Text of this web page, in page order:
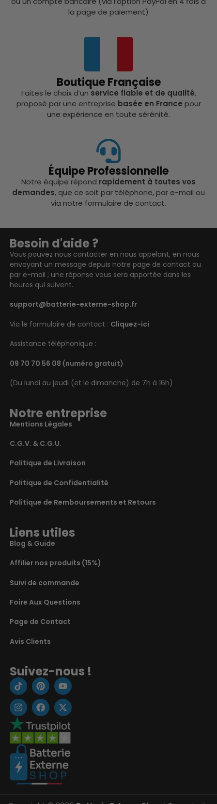
la page de paiement)
Boutique Française
Faites le choix d’un service fiable et de qualité,
proposé par une entreprise basée en France pour
une expérience en toute sérénité.
Équipe Professionnelle
Notre équipe répond rapidement à toutes vos
demandes, que ce soit par téléphone, par e-mail ou
via notre formulaire de contact.
Besoin d'aide ?
Vous pouvez nous contacter en nous appelant, en nous
envoyant un message depuis notre page de contact ou
par e-mail ; une réponse vous sera apportée dans les
heures qui suivent.
support@batterie-externe-shop.fr
Via le formulaire de contact : Cliquez-ici
Assistance téléphonique :
09 70 70 56 08 (numéro gratuit)
(Du lundi au jeudi (et le dimanche) de 7h à 16h)
Notre entreprise
Mentions Légales
C.G.V. & C.G.U.
Politique de Livraison
Politique de Confidentialité
Politique de Remboursements et Retours
Liens utiles
Blog & Guide
Affilier nos produits (15%)
Suivi de commande
Foire Aux Questions
Page de Contact
Avis Clients
Suivez-nous !